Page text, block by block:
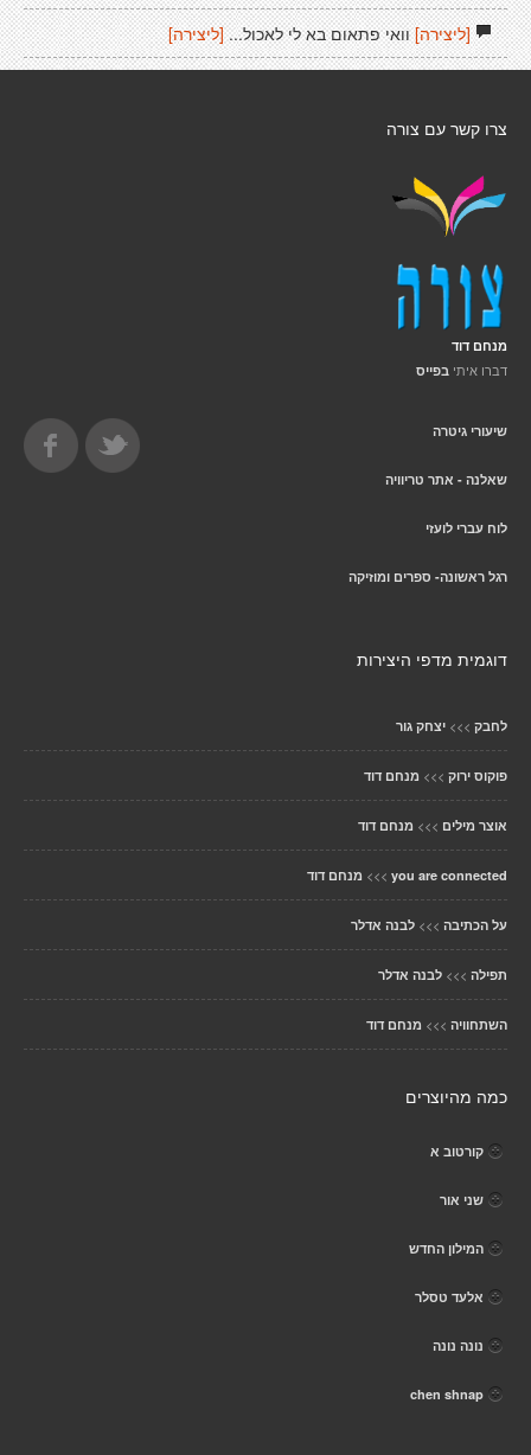
[ליצירה]וואי פתאום בא לי לאכול...[ליצירה]
צרו קשר עם צורה
מנחם דוד
דברו איתי בפייס
שיעורי גיטרה
שאלנה - אתר טריוויה
לוח עברי לועזי
רגל ראשונה- ספרים ומוזיקה
דוגמית מדפי היצירות
לחבק >>> יצחק גור
פוקוס ירוק >>> מנחם דוד
אוצר מילים >>> מנחם דוד
you are connected
>>> מנחם דוד
על הכתיבה >>> לבנה אדלר
תפילה >>> לבנה אדלר
השתחוויה >>> מנחם דוד
כמה מהיוצרים
קורטוב א
שני אור
המילון החדש
אלעד טסלר
נונה נונה
chen shnap